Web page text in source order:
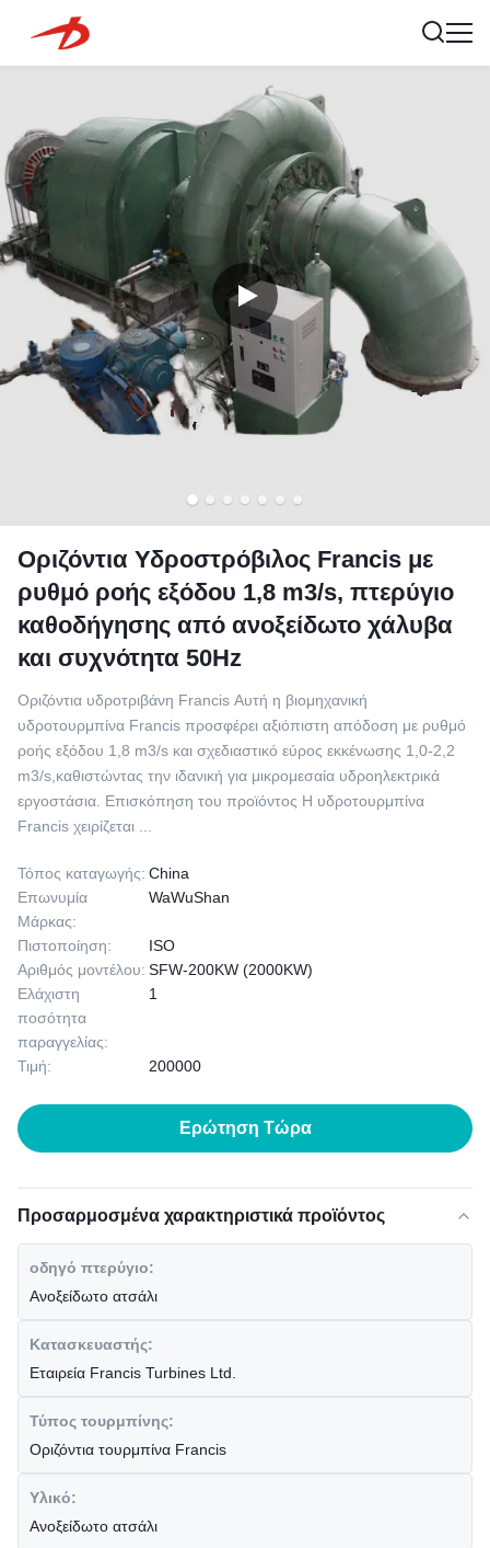
Οριζόντια Υδροστρόβιλος Francis με
ρυθμό ροής εξόδου 1,8 m3/s, πτερύγιο
καθοδήγησης από ανοξείδωτο χάλυβα
και συχνότητα 50Hz
Οριζόντια υδροτριβάνη Francis Αυτή η βιομηχανική
υδροτουρμπίνα Francis προσφέρει αξιόπιστη απόδοση με ρυθμό
ροής εξόδου 1,8 m3/s και σχεδιαστικό εύρος εκκένωσης 1,0-2,2
m3/s,καθιστώντας την ιδανική για μικρομεσαία υδροηλεκτρικά
εργοστάσια. Επισκόπηση του προϊόντος Η υδροτουρμπίνα
Francis χειρίζεται ...
Τόπος καταγωγής: China
Επωνυμία
Μάρκας:
WaWuShan
Πιστοποίηση:
ISO
Αριθμός μοντέλου: SFW-200KW (2000KW)
Ελάχιστη
ποσότητα
παραγγελίας:
1
Τιμή: 200000
Ερώτηση Τώρα
Προσαρμοσμένα χαρακτηριστικά προϊόντος
οδηγό πτερύγιο:
Ανοξείδωτο ατσάλι
Κατασκευαστής:
Εταιρεία Francis Turbines Ltd.
Τύπος τουρμπίνης:
Οριζόντια τουρμπίνα Francis
Υλικό:
Ανοξείδωτο ατσάλι